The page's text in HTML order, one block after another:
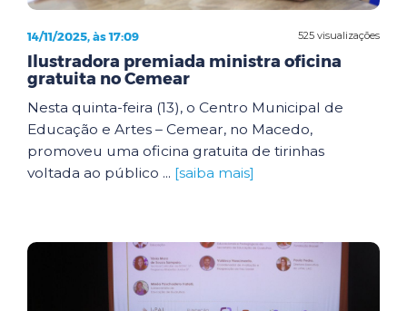
525 visualizações
14/11/2025, às 17:09
Ilustradora premiada ministra oficina
gratuita no Cemear
Nesta quinta-feira (13), o Centro Municipal de
Educação e Artes – Cemear, no Macedo,
promoveu uma oficina gratuita de tirinhas
voltada ao público ... [saiba mais]